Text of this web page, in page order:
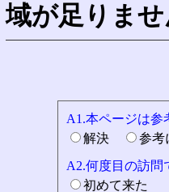
域が足りませ
A1.本ページは
解決
参
A2.何度目の訪問
初めて来